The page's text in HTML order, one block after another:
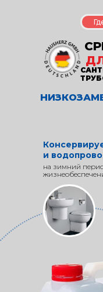
и
на зимний